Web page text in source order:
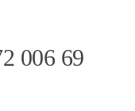
006 69